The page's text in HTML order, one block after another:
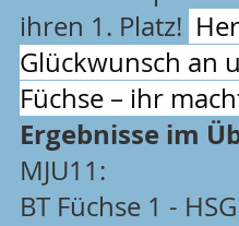
ihren 1. Platz!
Glückwunsch an
Füchse – ihr
Ergebnisse im
MJU11:
BT Füchse 1 -